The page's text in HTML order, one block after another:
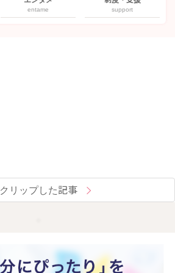
entame support
クリップした記事